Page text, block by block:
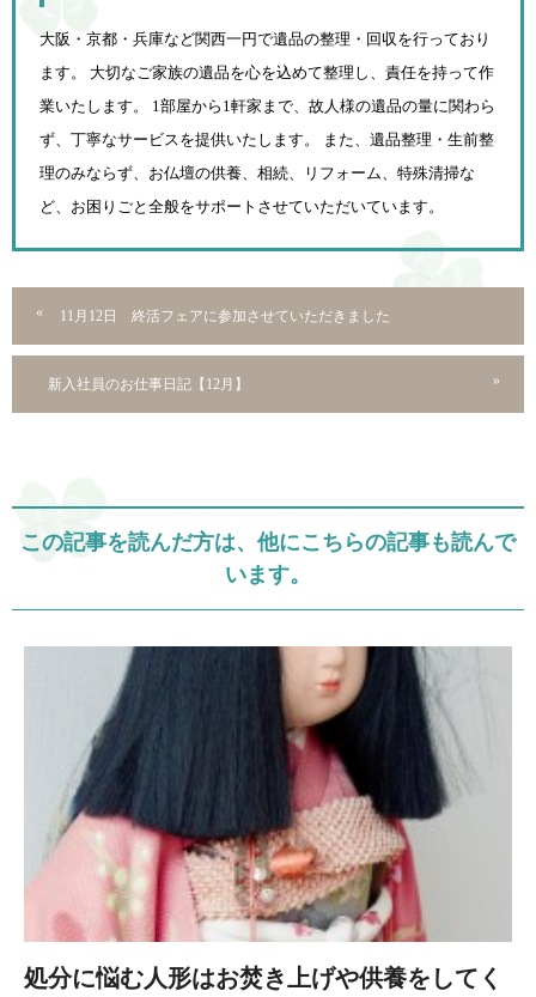
大阪・京都・兵庫など関西一円で遺品の整理・回収を行っており
ます。 大切なご家族の遺品を心を込めて整理し、責任を持って作
業いたします。 1部屋から1軒家まで、故人様の遺品の量に関わら
ず、 丁寧なサービスを提供いたします。 また、遺品整理・生前整
理のみならず、お仏壇の供養、相続、
リフォーム、特殊清掃な
ど、お困りごと全般をサポートさせていただいています。
11月12日 終活フェアに参加させていただきました
新入社員のお仕事日記【12月】
この記事を読んだ方は、他にこちらの記事も読んで
います。
処分に悩む人形はお焚き上げや供養をしてく